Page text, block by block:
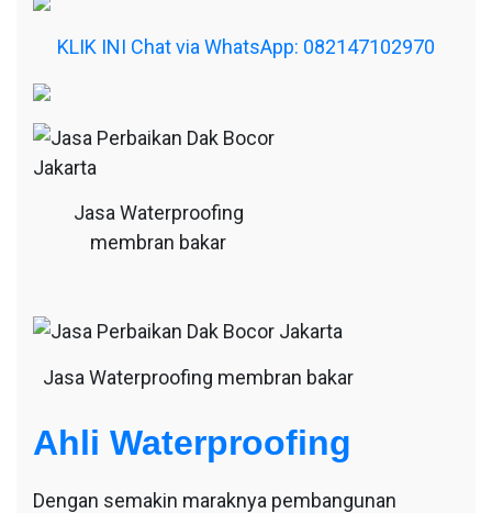
KLIK INI Chat via WhatsApp: 082147102970
Jasa Waterproofing
membran bakar
Jasa Waterproofing membran bakar
Ahli Waterproofing
Dengan semakin maraknya pembangunan